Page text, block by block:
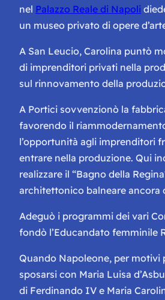
nel Palazzo Reale di Napoli
un museo privato di opere
A San Leucio, Carolina puntò
di imprenditori privati nella
sul rinnovamento della
A Portici sovvenzionò la
favorendo il
l’opportunità agli imprenditori
entrare nella produzione. Qui
realizzare il “Bagno della
architettonico balneare ancora
Adeguò i programmi dei vari
fondò l’Educandato femminile
Quando Napoleone, per motivi
sposarsi con Maria Luisa
di Ferdinando IV e Maria